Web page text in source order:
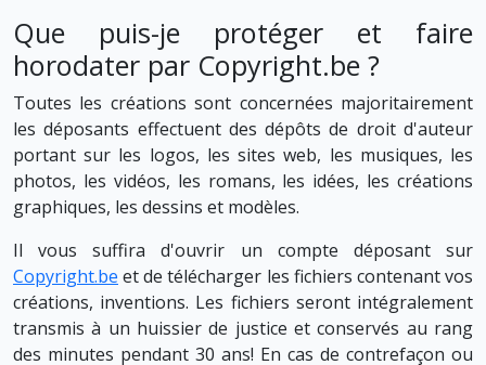
Que puis-je protéger et faire
horodater par Copyright.be ?
Toutes les créations sont concernées majoritairement
les déposants effectuent des dépôts de droit d'auteur
portant sur les logos, les sites web, les musiques, les
photos, les vidéos, les romans, les idées, les créations
graphiques, les dessins et modèles.
Il vous suffira d'ouvrir un compte déposant sur
Copyright.be et de télécharger les fichiers contenant vos
créations, inventions. Les fichiers seront intégralement
transmis à un huissier de justice et conservés au rang
des minutes pendant 30 ans! En cas de contrefaçon ou